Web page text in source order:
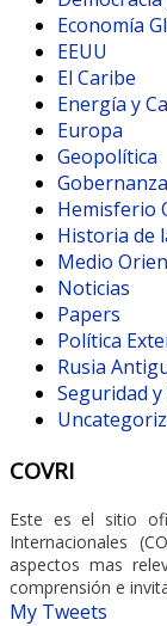
Economía
EEUU
El Caribe
Energía y
Europa
Geopolítica
Hemisferio
Historia de
Medio
Noticias
Papers
Política
Rusia
Seguridad
COVRI
Este es el sitio
Internacionales
aspectos mas
comprensión e
My Tweets